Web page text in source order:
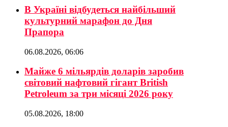
В Україні відбудеться найбільший
культурний марафон до Дня
Прапора
06.08.2026, 06:06
Майже 6 мільярдів доларів заробив
світовий нафтовий гігант British
Petroleum за три місяці 2026 року
05.08.2026, 18:00